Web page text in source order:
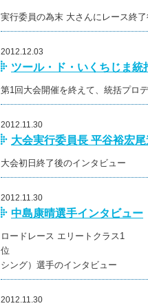
実行委員の為末 大さんにレース終
2012.12.03
ツール・ド・いくちじま
第1回大会開催を終えて、統括プロ
2012.11.30
大会実行委員長 平谷裕宏
大会初日終了後のインタビュー
2012.11.30
中島康晴選手インタビュー
ロードレース エリートクラス1
位 中島康晴
シング）選手のインタビュー
2012.11.30